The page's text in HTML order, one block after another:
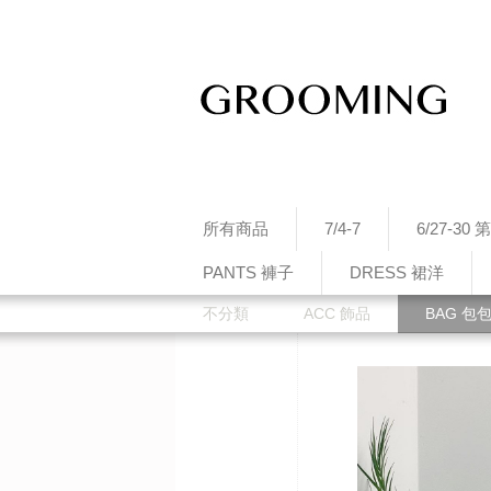
所有商品 7/4-7 6/27-30
PANTS 褲子 DRESS 裙洋
不分類 ACC 飾品 BAG 包包